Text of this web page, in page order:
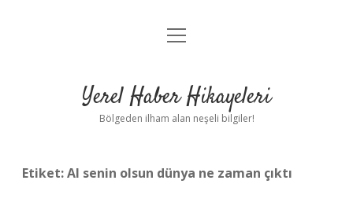
Anasayfa
Yasal Uyarı
menüyü
Yerel Haber Hikayeleri
Bölgeden ilham alan neşeli bilgiler!
Etiket:Al senin olsun dünya ne zaman çıktı